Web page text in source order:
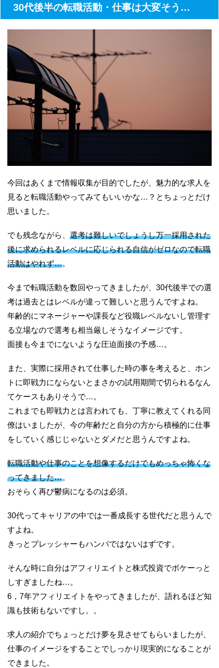
30代後半の転職活動・仕事は大変そう…
今回はあくまで情報収集が目的でしたが、魅力的な求人を
見ると転職活動やってみてもいいかな…？とちょっとだけ
思いました。
でも残念ながら、 選考は難しいでしょうし万一採用された
後に求められるレベルに応じられる自信がゼロなので転職
活動はやれず…。
今まで転職活動を数回やってきましたが、30代後半での選
考は過去とはレベルが違って難しいと思うんですよね。
年齢的にマネージャーや課長など役職レベルないし管理す
る立場なので選考も相当厳しそうなイメージです。
面接も今までにないような圧迫面接の予感…。
また、実際に採用されて仕事した時の事を考えると、ホン
トに即戦力にならないとまさかの試用期間で切られるなん
てケースもありそうで…。
これまでも即戦力とは言われても、丁寧に教えてくれる同
僚はいましたが、今の年齢だと自分の方から積極的に仕事
をしていく感じじゃないとダメだと思うんですよね。
転職活動や仕事のことを想像するだけでもめっちゃ怖くな
ってきました…。
おそらく再び鬱病になるのは必須。
30代ってキャリアの中では一番成長する世代だと思うんで
すよね。
きっとプレッシャーもハンパではないはずです。
そんな時に自分はアフィリエイトと株式投資でボケーっと
しすぎましたね…。
6，7年アフィリエイトをやってきましたが、語れるほど知
識も技術もないですし。。
求人の紹介でちょっとだけ夢を見させてもらいましたが、
仕事のイメージをすることでしっかり現実的になることが
できました。